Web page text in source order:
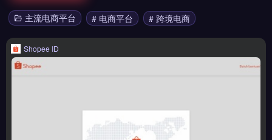
主流电商平台 # 电商平台 # 跨境电商
Shopee ID